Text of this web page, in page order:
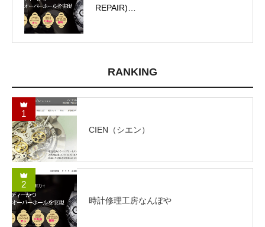
REPAIR)…
RANKING
1
CIEN（シエン）
2
時計修理工房なんぼや